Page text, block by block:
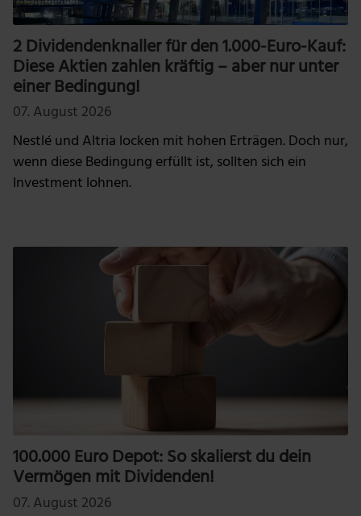
2 Dividendenknaller für den 1.000-Euro-Kauf:
Diese Aktien zahlen kräftig – aber nur unter
einer Bedingung!
07. August 2026
Nestlé und Altria locken mit hohen Erträgen. Doch nur,
wenn diese Bedingung erfüllt ist, sollten sich ein
Investment lohnen.
100.000 Euro Depot: So skalierst du dein
Vermögen mit Dividenden!
07. August 2026